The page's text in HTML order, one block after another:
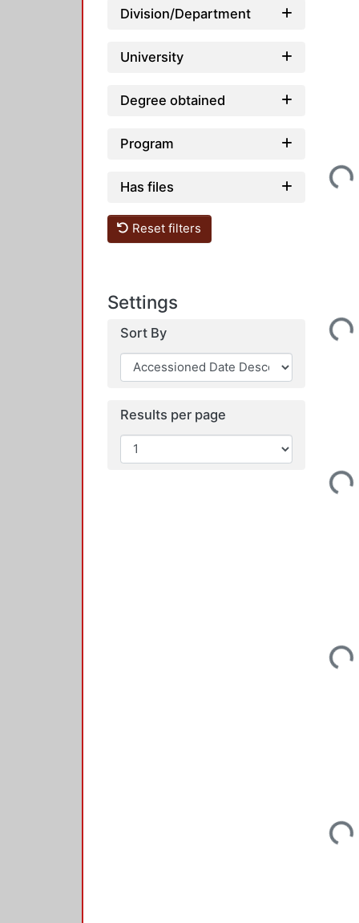
Division/Department
University
Degree obtained
Program
Has files
Reset filters
Settings
Sort By
Results per page